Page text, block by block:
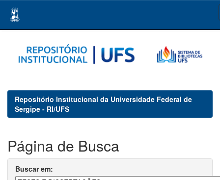
navigation
Repositório Institucional da Universidade Federal de
Sergipe - RI/UFS
Página de Busca
Buscar em: